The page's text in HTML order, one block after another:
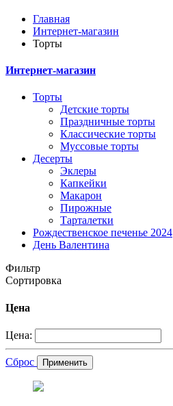
Главная
Интернет-магазин
Торты
Интернет-магазин
Торты
Детские торты
Праздничные торты
Классические торты
Муссовые торты
Десерты
Эклеры
Капкейки
Макарон
Пирожные
Тарталетки
Рождественское печенье 2024
День Валентина
Фильтр
Сортировка
Цена
Цена:
Сброс Применить